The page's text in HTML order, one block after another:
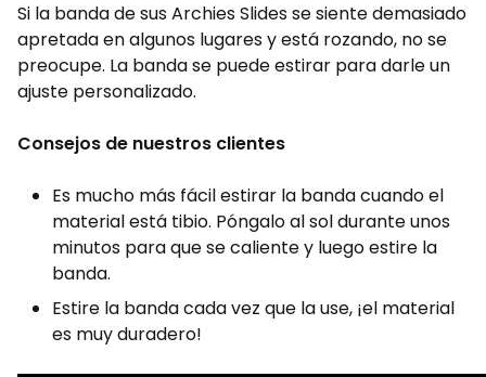
Si la banda de sus Archies Slides se siente demasiado
apretada en algunos lugares y está rozando, no se
preocupe. La banda se puede estirar para darle un
ajuste personalizado.
Consejos de nuestros clientes
Es mucho más fácil estirar la banda cuando el
material está tibio. Póngalo al sol durante unos
minutos para que se caliente y luego estire la
banda.
Estire la banda cada vez que la use, ¡el material
es muy duradero!